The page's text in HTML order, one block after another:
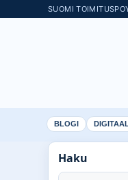
SUOMI
BLOGI
Haku